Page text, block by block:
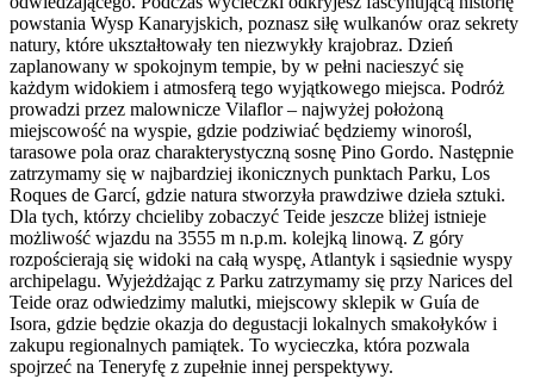
powstania Wysp Kanaryjskich, poznasz siłę wulkanów oraz sekrety
natury, które ukształtowały ten niezwykły krajobraz. Dzień
zaplanowany w spokojnym tempie, by w pełni nacieszyć się
każdym widokiem i atmosferą tego wyjątkowego miejsca. Podróż
prowadzi przez malownicze Vilaflor – najwyżej położoną
miejscowość na wyspie, gdzie podziwiać będziemy winorośl,
tarasowe pola oraz charakterystyczną sosnę Pino Gordo. Następnie
zatrzymamy się w najbardziej ikonicznych punktach Parku, Los
Roques de Garcí, gdzie natura stworzyła prawdziwe dzieła sztuki.
Dla tych, którzy chcieliby zobaczyć Teide jeszcze bliżej istnieje
możliwość wjazdu na 3555 m n.p.m. kolejką linową. Z góry
rozpościerają się widoki na całą wyspę, Atlantyk i sąsiednie wyspy
archipelagu. Wyjeżdżając z Parku zatrzymamy się przy Narices del
Teide oraz odwiedzimy malutki, miejscowy sklepik w Guía de
Isora, gdzie będzie okazja do degustacji lokalnych smakołyków i
zakupu regionalnych pamiątek. To wycieczka, która pozwala
spojrzeć na Teneryfę z zupełnie innej perspektywy.